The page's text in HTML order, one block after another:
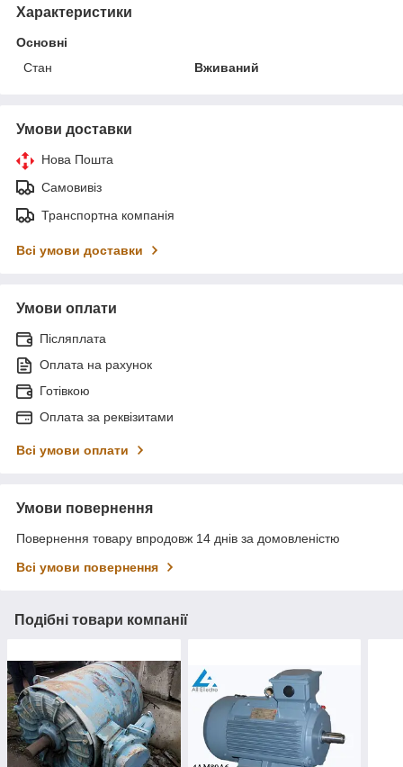
Характеристики
Основні
Стан
Вживаний
Умови доставки
Нова Пошта
Самовивіз
Транспортна компанія
Всі умови доставки
Умови оплати
Післяплата
Оплата на рахунок
Готівкою
Оплата за реквізитами
Всі умови оплати
Умови повернення
Повернення товару впродовж 14 днів за домовленістю
Всі умови повернення
Подібні товари компанії